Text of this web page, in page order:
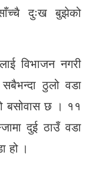
दुःख बुझेको
विभाजन नगरी
ठुलो वडा
बसोवास छ । ११
दुई ठाउँ वडा
हो ।